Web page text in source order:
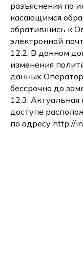
разъяснения по
касающимся
обратившись к
электронной
12.2. В данном
изменения
данных
бессрочно до
12.3.
доступе
по адресу http://